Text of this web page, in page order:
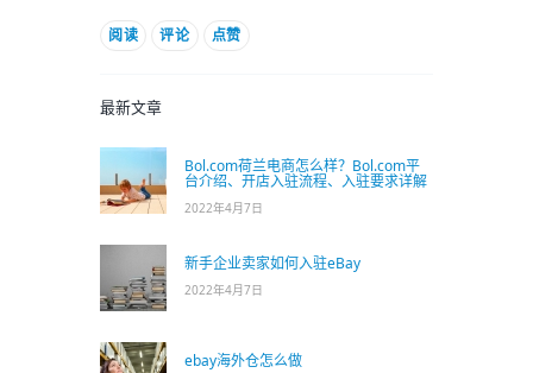
阅读 评论 点赞
最新文章
Bol.com荷兰电商怎么样？Bol.com平
台介绍、开店入驻流程、入驻要求详解
2022年4月7日
新手企业卖家如何入驻eBay
2022年4月7日
ebay海外仓怎么做